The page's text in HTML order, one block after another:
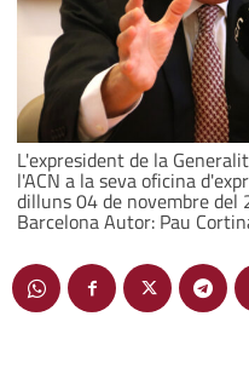
L'expresident de la
l'ACN a la seva oficina
dilluns 04 de novembre del
Barcelona Autor: Pau